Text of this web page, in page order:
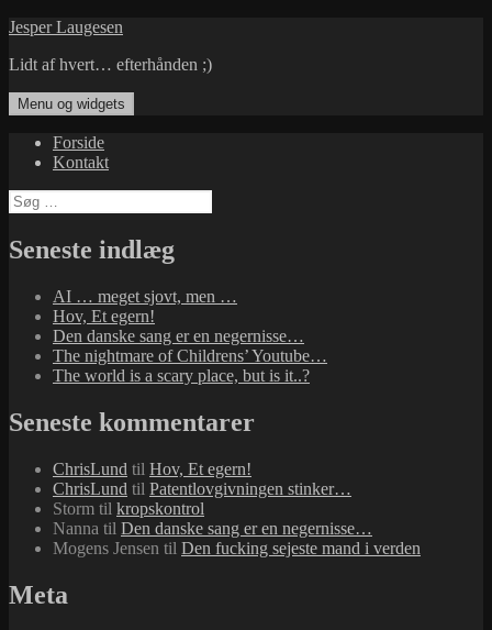
Hop
indhold
Jesper Laugesen
Lidt af hvert… efterhånden ;)
Menu og widgets
Forside
Kontakt
Søg
efter:
Seneste indlæg
AI … meget sjovt, men …
Hov, Et egern!
Den danske sang er en negernisse…
The nightmare of Childrens’ Youtube…
The world is a scary place, but is it..?
Seneste kommentarer
ChrisLund til Hov, Et egern!
ChrisLund til Patentlovgivningen stinker…
Storm til kropskontrol
Nanna til Den danske sang er en negernisse…
Mogens Jensen til Den fucking sejeste mand i verden
Meta